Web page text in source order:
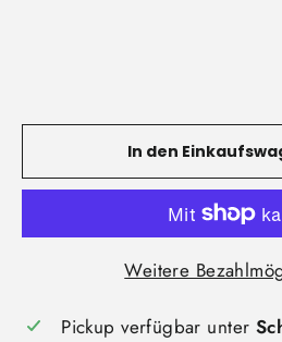
In den
Weitere
Pickup verfügbar unter